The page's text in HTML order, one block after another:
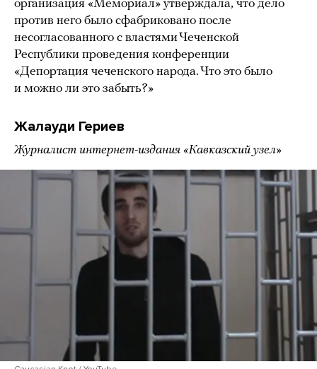
организация «Мемориал» утверждала, что дело
против него было сфабриковано после
несогласованного с властями Чеченской
Республики проведения конференции
«Депортация чеченского народа. Что это было
и можно ли это забыть?»
Жалауди Гериев
Журналист интернет-издания «Кавказский узел»